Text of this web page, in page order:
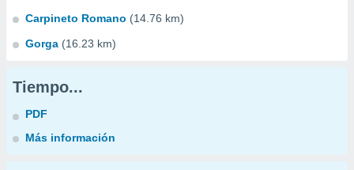
Carpineto Romano (14.76 km)
Gorga (16.23 km)
Tiempo...
PDF
Más información